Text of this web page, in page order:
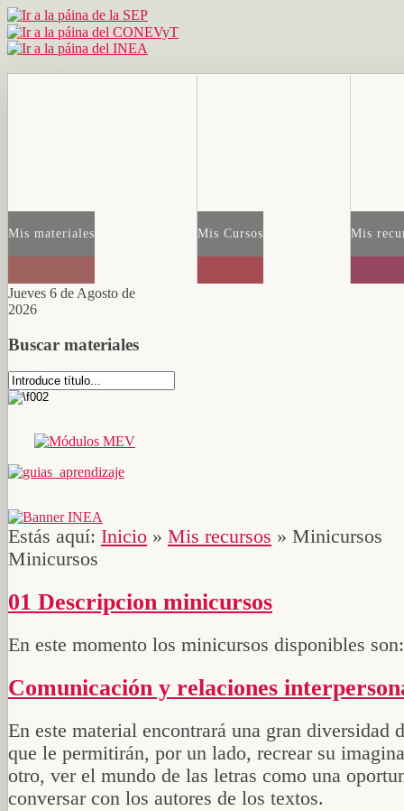
Mis materiales Mis Cursos Mis
Jueves 6 de Agosto de
2026
Buscar materiales
Estás aquí: Inicio » Mis recursos » Minicursos
Minicursos
01 Descripcion minicursos
En este momento los minicursos disponibles son:
Comunicación y relaciones
En este material encontrará una gran diversidad
que le permitirán, por un lado, recrear su
otro, ver el mundo de las letras como una
conversar con los autores de los textos.